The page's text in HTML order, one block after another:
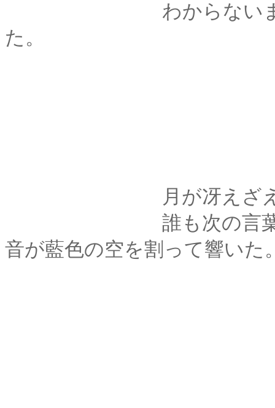
わからないままに薫
た。
月が冴えざえと庭
誰も次の言葉を発さ
音が藍色の空を割って響いた